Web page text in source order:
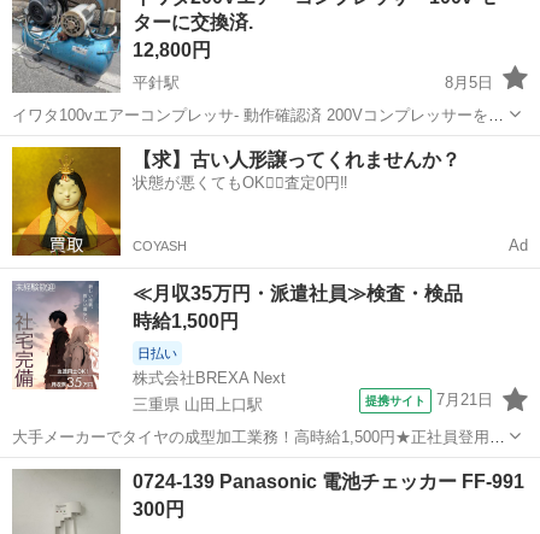
茶葉で淹れ...
ターに交換済.
12,800円
平針駅
8月5日
イワタ100vエアーコンプレッサ- 動作確認済 200Vコンプレッサーを
100vモーターに交換してあります
愛知 名古屋市 平針駅 生活家電
【求】古い人形譲ってくれませんか？
状態が悪くてもOK🙆‍♀️査定0円‼️
COYASH Ad
≪月収35万円・派遣社員≫検査・検品
時給1,500円
日払い
株式会社BREXA Next
三重県 山田上口駅
提携サイト 7月21日
大手メーカーでタイヤの成型加工業務！高時給1,500円★正社員登用制
度あり！ワンルーム寮完備！マイカー通勤OK！無料駐車場あり！《三
ス・RV車用を中心とした...
三重 伊勢市 山田上口駅 その他
0724-139 Panasonic 電池チェッカー FF-991
300円